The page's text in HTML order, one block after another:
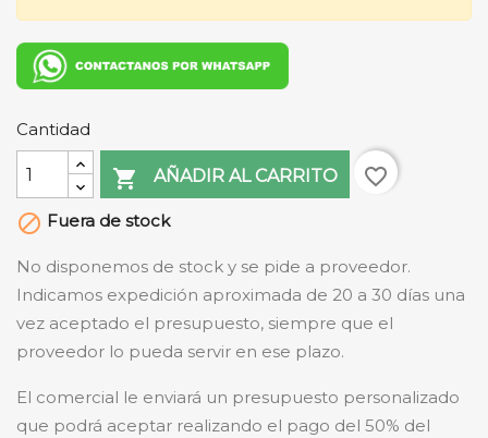
Cantidad
 AÑADIR AL CARRITO
favorite_border
 Fuera de stock
No disponemos de stock y se pide a proveedor.
Indicamos expedición aproximada de 20 a 30 días una
vez aceptado el presupuesto, siempre que el
proveedor lo pueda servir en ese plazo.
El comercial le enviará un presupuesto personalizado
que podrá aceptar realizando el pago del 50% del